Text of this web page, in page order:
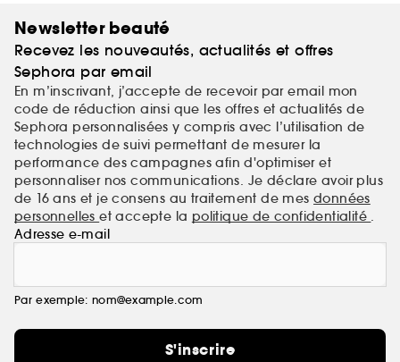
Newsletter beauté
Recevez les nouveautés, actualités et offres
Sephora par email
En m’inscrivant, j’accepte de recevoir par email mon
code de réduction ainsi que les offres et actualités de
Sephora personnalisées y compris avec l’utilisation de
technologies de suivi permettant de mesurer la
performance des campagnes afin d'optimiser et
personnaliser nos communications. Je déclare avoir plus
de 16 ans et je consens au traitement de mes données
personnelleset accepte la politique de confidentialité .
Adresse e-mail
Par exemple: nom@example.com
S'inscrire